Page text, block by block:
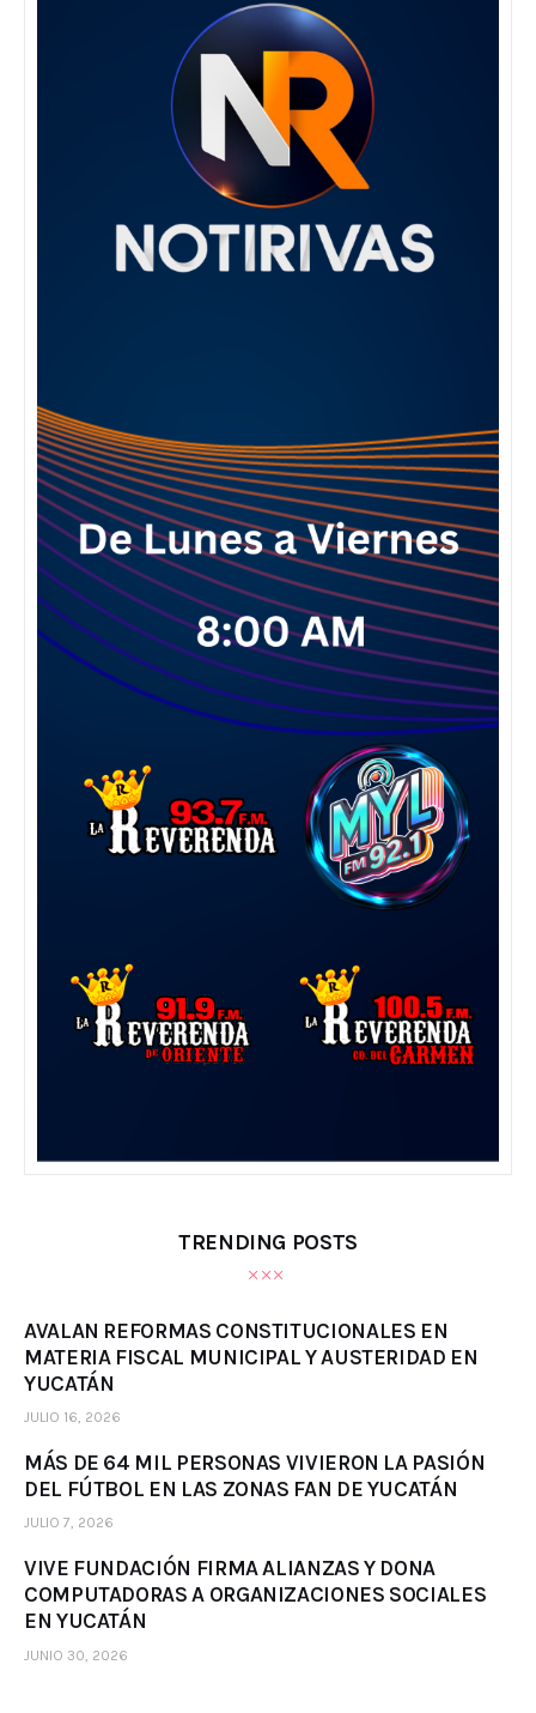
TRENDING POSTS
AVALAN REFORMAS CONSTITUCIONALES EN
MATERIA FISCAL MUNICIPAL Y AUSTERIDAD EN
YUCATÁN
JULIO 16, 2026
MÁS DE 64 MIL PERSONAS VIVIERON LA PASIÓN
DEL FÚTBOL EN LAS ZONAS FAN DE YUCATÁN
JULIO 7, 2026
VIVE FUNDACIÓN FIRMA ALIANZAS Y DONA
COMPUTADORAS A ORGANIZACIONES SOCIALES
EN YUCATÁN
JUNIO 30, 2026